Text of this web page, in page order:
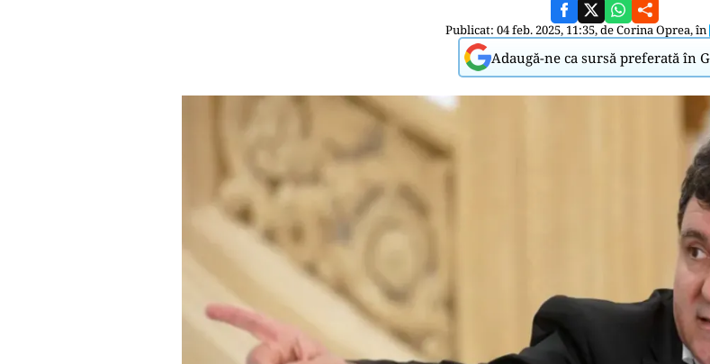
Publicat: 04 feb. 2025, 11:35, deCorina Oprea, în
Adaugă-ne ca sursă preferată în